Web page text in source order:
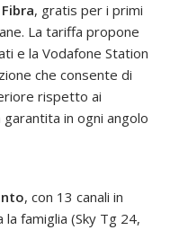
, gratis per i primi
La tariffa propone
e la Vodafone Station
che consente di
rispetto ai
in ogni angolo
, con 13 canali in
famiglia (Sky Tg 24,